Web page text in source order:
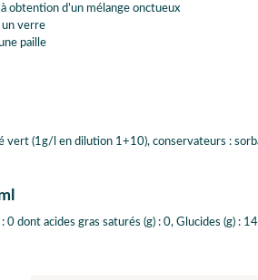
obtention d’un mélange onctueux
un verre
paille
vert (1g/l en dilution 1+10), conservateurs :
dont acides gras saturés (g) : 0, Glucides (g) :